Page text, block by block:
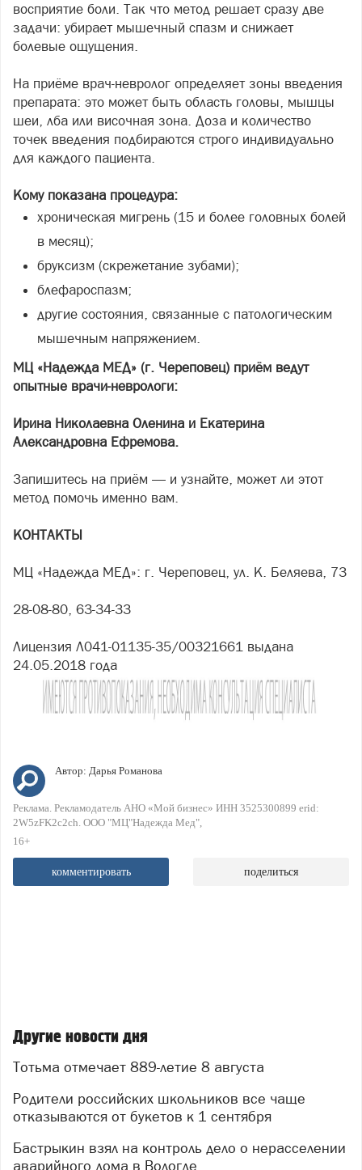
восприятие боли. Так что метод решает сразу две
задачи: убирает мышечный спазм и снижает
болевые ощущения.
На приёме врач-невролог определяет зоны введения
препарата: это может быть область головы, мышцы
шеи, лба или височная зона. Доза и количество
точек введения подбираются строго индивидуально
для каждого пациента.
Кому показана процедура:
хроническая мигрень (15 и более головных болей
в месяц);
бруксизм (скрежетание зубами);
блефароспазм;
другие состояния, связанные с патологическим
мышечным напряжением.
МЦ «Надежда МЕД» (г. Череповец) приём ведут
опытные врачи-неврологи:
Ирина Николаевна Оленина и Екатерина
Александровна Ефремова.
Запишитесь на приём — и узнайте, может ли этот
метод помочь именно вам.
КОНТАКТЫ
МЦ «Надежда МЕД»: г. Череповец, ул. К. Беляева, 73
28-08-80, 63-34-33
Лицензия Л041-01135-35/00321661 выдана
24.05.2018 года
Автор: Дарья Романова
Реклама. Рекламодатель АНО «Мой бизнес» ИНН 3525300899 erid:
2W5zFK2c2ch. ООО "МЦ"Надежда Мед"
16+
комментировать поделиться
Другие новости дня
Тотьма отмечает 889-летие 8 августа
Родители российских школьников все чаще
отказываются от букетов к 1 сентября
Бастрыкин взял на контроль дело о нерасселении
аварийного дома в Вологде